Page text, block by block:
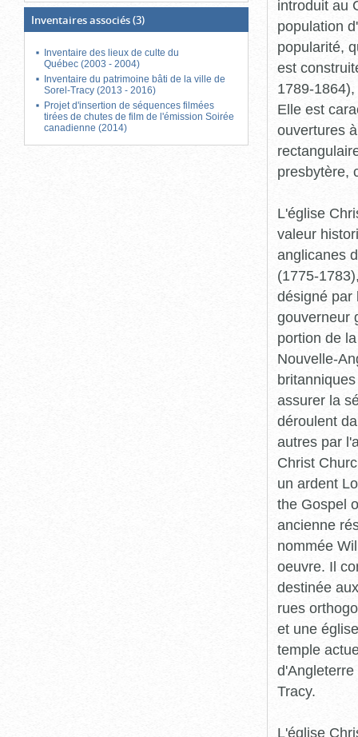
Inventaires associés(3)
Inventaire des lieux de culte du
Québec (2003 - 2004)
Inventaire du patrimoine bâti de la ville de
Sorel-Tracy (2013 - 2016)
Projet d'insertion de séquences filmées
tirées de chutes de film de l'émission Soirée
canadienne (2014)
introduit au
population
popularité,
est
1789-
Elle est
ouvertures
presbytère,
L'église
valeur
anglicanes
(1775-
désigné par
gouverneur
portion de
Nouvelle-
assurer la
déroulent
autres par
Christ
un ardent
the Gospel
ancienne
nommée
oeuvre. Il
destinée
rues
et une
temple
Tracy.
L'église